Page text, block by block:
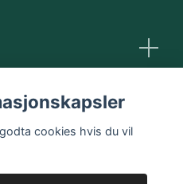
osscookies hvis du vil